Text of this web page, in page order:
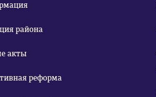
района
акты
реформа